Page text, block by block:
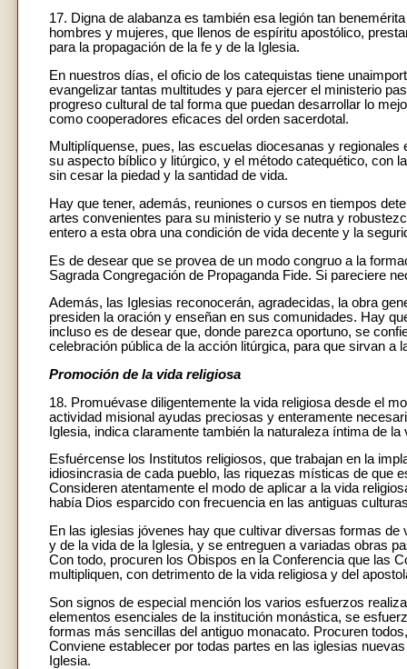
17. Digna de alabanza es también esa legión tan
hombres y mujeres, que llenos de espíritu apostólico,
para la propagación de la fe y de la Iglesia.
En nuestros días, el oficio de los catequistas tiene
evangelizar tantas multitudes y para ejercer el ministerio
progreso cultural de tal forma que puedan desarrollar lo
como cooperadores eficaces del orden sacerdotal.
Multiplíquense, pues, las escuelas diocesanas y
su aspecto bíblico y litúrgico, y el método catequético, con
sin cesar la piedad y la santidad de vida.
Hay que tener, además, reuniones o cursos en tiempos
artes convenientes para su ministerio y se nutra y
entero a esta obra una condición de vida decente y la
Es de desear que se provea de un modo congruo a la
Sagrada Congregación de Propaganda Fide. Si pareciere
Además, las Iglesias reconocerán, agradecidas, la obra
presiden la oración y enseñan en sus comunidades. Hay
incluso es de desear que, donde parezca oportuno, se
celebración pública de la acción litúrgica, para que sirvan a
Promoción de la vida religiosa
18. Promuévase diligentemente la vida religiosa desde el
actividad misional ayudas preciosas y enteramente
Iglesia, indica claramente también la naturaleza íntima de la
Esfuércense los Institutos religiosos, que trabajan en la
idiosincrasia de cada pueblo, las riquezas místicas de que
Consideren atentamente el modo de aplicar a la vida
había Dios esparcido con frecuencia en las antiguas
En las iglesias jóvenes hay que cultivar diversas formas
y de la vida de la Iglesia, y se entreguen a variadas obras
Con todo, procuren los Obispos en la Conferencia que las
multipliquen, con detrimento de la vida religiosa y del
Son signos de especial mención los varios esfuerzos
elementos esenciales de la institución monástica, se
formas más sencillas del antiguo monacato. Procuren
Conviene establecer por todas partes en las iglesias
Iglesia.